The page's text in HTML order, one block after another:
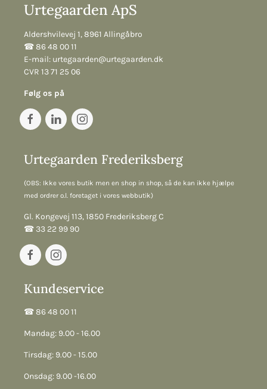
Urtegaarden ApS
Aldershvilevej 1, 8961 Allingåbro
☎︎ 86 48 00 11
E-mail: urtegaarden@urtegaarden.dk
CVR 13 71 25 06
Følg os på
Urtegaarden Frederiksberg
(OBS: Ikke vores butik men en shop in shop, så de kan ikke hjælpe
med ordrer o.l. foretaget i vores webbutik)
Gl. Kongevej 113, 1850 Frederiksberg C
☎︎ 33 22 99 90
Kundeservice
☎︎ 86 48 00 11
Mandag: 9.00 - 16.00
Tirsdag: 9.00 - 15.00
Onsdag: 9.00 -16.00